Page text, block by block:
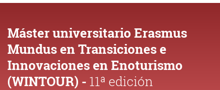
Máster universitario Erasmus
Mundus en Transiciones e
Innovaciones en Enoturismo
(WINTOUR) - 11ª edición